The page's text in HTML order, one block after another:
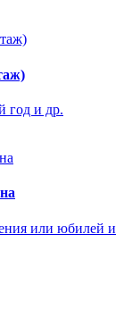
год и др.
или юбилей и